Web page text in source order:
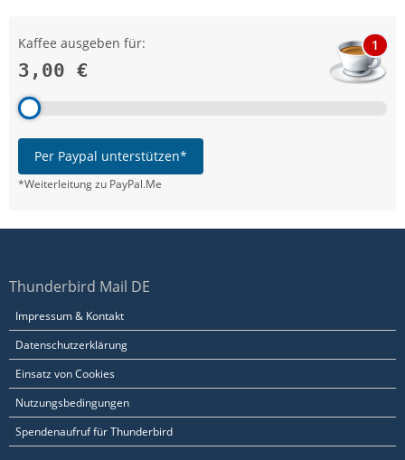
Kaffee ausgeben für:
3,00 €
1
Per Paypal unterstützen*
*Weiterleitung zu PayPal.Me
Thunderbird Mail DE
Impressum & Kontakt
Datenschutzerklärung
Einsatz von Cookies
Nutzungsbedingungen
Spendenaufruf für Thunderbird